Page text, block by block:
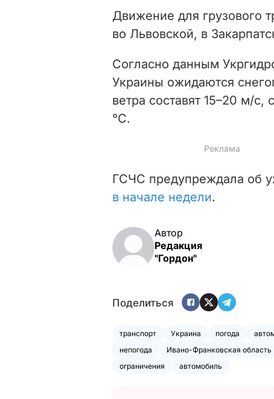
Движение для грузового
во Львовской, в
Согласно данным
Украины ожидаются
ветра составят 15–20 м/
°C.
ГСЧС предупреждала об
в начале недели.
Автор
Редакция
"Гордон"
Поделиться
транспорт Украина погода
непогода
Ивано-Франковская область
ограничения
автомобиль